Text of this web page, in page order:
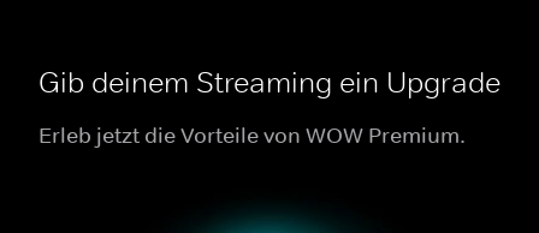
Gib deinem Streaming ein Upgrade
Erleb jetzt die Vorteile von WOW Premium.